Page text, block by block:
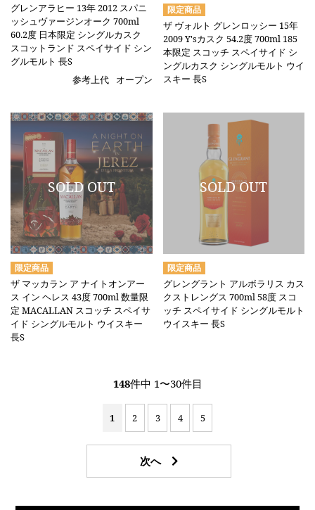
グレンアラヒー 13年 2012 スパニ
ッシュヴァージンオーク 700ml
60.2度 日本限定 シングルカスク
スコットランド スペイサイド シン
グルモルト 長S
参考上代
オープン
ザ ヴォルト グレンロッシー 15年
2009 Y'sカスク 54.2度 700ml 185
本限定 スコッチ スペイサイド シ
ングルカスク シングルモルト ウイ
スキー 長S
ザ マッカラン ア ナイトオンアー
ス イン ヘレス 43度 700ml 数量限
定 MACALLAN スコッチ スペイサ
イド シングルモルト ウイスキー
長S
グレングラント アルボラリス カス
クストレングス 700ml 58度 スコ
ッチ スペイサイド シングルモルト
ウイスキー 長S
148件中 1〜30件目
1 2 3 4 5